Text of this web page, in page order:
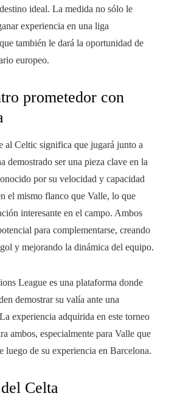
ideal. La medida no sólo le
experiencia en una liga
también le dará la oportunidad de
europeo.
prometedor con
al Celtic significa que jugará junto a
demostrado ser una pieza clave en la
por su velocidad y capacidad
el mismo flanco que Valle, lo que
interesante en el campo. Ambos
para complementarse, creando
y mejorando la dinámica del equipo.
League es una plataforma donde
demostrar su valía ante una
experiencia adquirida en este torneo
ambos, especialmente para Valle que
luego de su experiencia en Barcelona.
Celta